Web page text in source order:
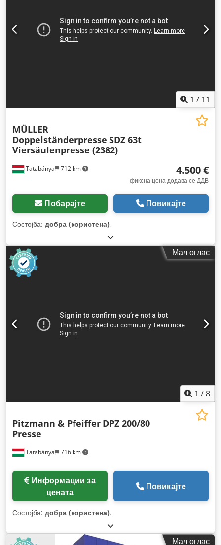
1 / 11
Tatabánya 712 km
MÜLLER
Doppelständerpresse SDZ 63t
Viersäulenpresse (2382)
4.500 €
фиксна цена додава се ДДВ
Побарајте Повикајте
Состојба: добра (користена),
Мал оглас
1 /8
Tatabánya 716 km
Pitzmann & Pfeiffer DPZ 200/80
Presse
цената
Повикајте
Состојба: добра (користена),
Мал оглас